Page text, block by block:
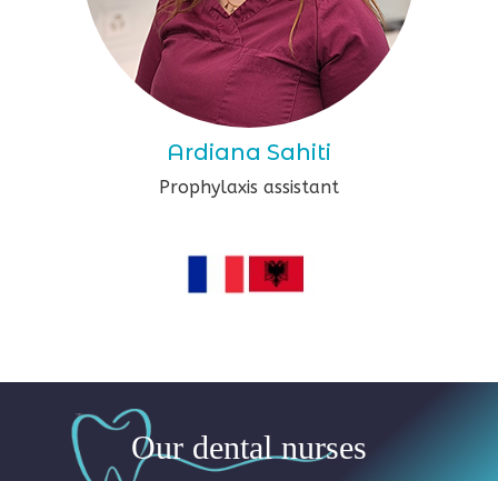
Ardiana Sahiti
Prophylaxis assistant
Our dental nurses